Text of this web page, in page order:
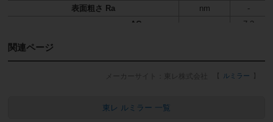
表面粗さ Ra nm -
AC
7.3
関連ページ
ルミラー
東レ ルミラー 一覧